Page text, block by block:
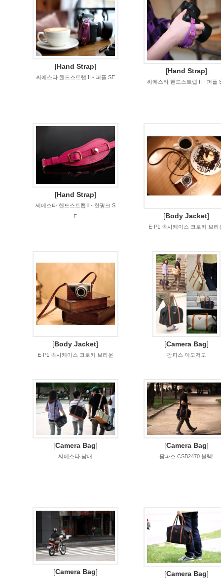
[Hand Strap]
씨에스타 핸드스트랩 II - 퍼플 SE
[Hand Strap]
씨에스타 핸드스트랩 II - 퍼플
[Hand Strap]
씨에스타 핸드스트랩 ll - 핫핑크 S
E
[Body Jacket]
E-P1 속사케이스 크로커 브라
[Body Jacket]
E-P1 속사케이스 크로커 브라운
[Camera Bag]
팜파스 이모저모
[Camera Bag]
씨에스타 남매
[Camera Bag]
팜파스 CSB2470 블랙!
[Camera Bag] [Camera Bag]